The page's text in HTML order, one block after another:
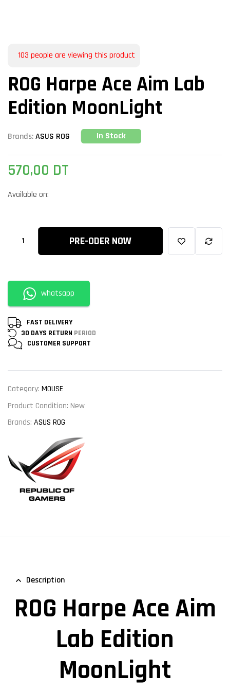
103 people are viewing this product
ROG Harpe Ace Aim Lab
Edition MoonLight
Brands:ASUS ROG In Stock
570,00 DT
Available on:
PRE-ODER NOW
whatsapp
FAST DELIVERY
30 DAYS RETURN PERIOD
CUSTOMER SUPPORT
Category: MOUSE
Product Condition: New
Brands: ASUS ROG
Description
ROG Harpe Ace Aim
Lab Edition
MoonLight